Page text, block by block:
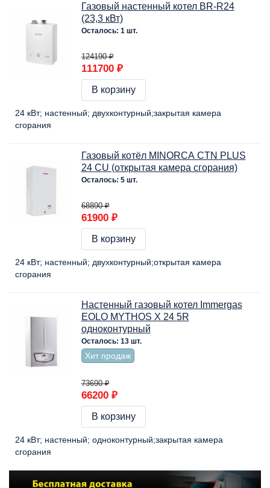
Газовый настенный котел BR-R24
(23,3 кВт)
Осталось: 1 шт.
124190 ₽
111700 ₽
В корзину
24 кВт настенный двухконтурный закрытая камера
сгорания
Газовый котёл MINORCA CTN PLUS
24 CU (открытая камера сгорания)
Осталось: 5 шт.
68890 ₽
61900 ₽
В корзину
24 кВт настенный двухконтурный открытая камера
сгорания
Настенный газовый котел Immergas
EOLO MYTHOS X 24 5R
одноконтурный
Осталось: 13 шт.
Хит продаж
73690 ₽
66200 ₽
В корзину
24 кВт настенный одноконтурный закрытая камера
сгорания